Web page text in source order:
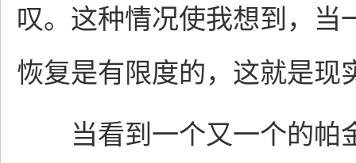
叹。这种情况使我想到，当
恢复是有限度的，这就是现
当看到一个又一个的帕